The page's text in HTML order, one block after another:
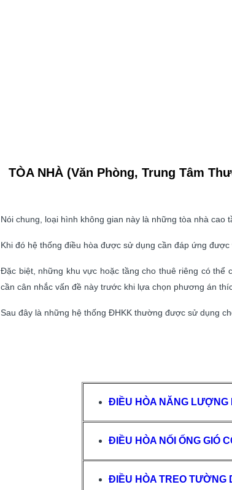
TÒA NHÀ (Văn Phòng, Trung Tâm
Nói chung, loại hình không gian này là những tòa nhà cao
Khi đó hệ thống điều hòa được sử dụng cần đáp ứng
Đặc biệt, những khu vực hoặc tầng cho thuê riêng có
cần cân nhắc vấn đề này trước khi lựa chọn phương án
Sau đây là những hệ thống ĐHKK thường được sử dụng
ĐIỀU HÒA NĂNG LƯỢNG
ĐIỀU HÒA NỐI ỐNG GIÓ
ĐIỀU HÒA TREO TƯỜNG